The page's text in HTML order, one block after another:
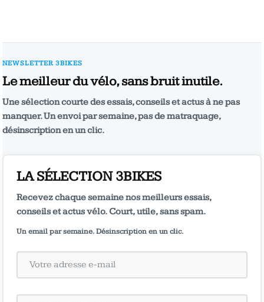
NEWSLETTER 3BIKES
Le meilleur du vélo, sans bruit inutile.
Une sélection courte des essais, conseils et actus à ne pas
manquer. Un envoi par semaine, pas de matraquage,
désinscription en un clic.
LA SÉLECTION 3BIKES
Recevez chaque semaine nos meilleurs essais,
conseils et actus vélo. Court, utile, sans spam.
Un email par semaine. Désinscription en un clic.